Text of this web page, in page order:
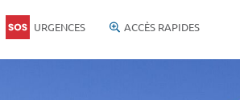
URGENCES ACCÈS RAPIDES